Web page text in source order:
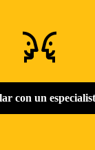
conversation
con un